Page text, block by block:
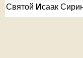
Святой Исаак